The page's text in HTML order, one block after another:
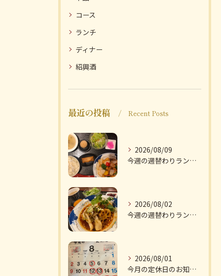
コース
ランチ
ディナー
紹興酒
最近の投稿 Recent Posts
2026/08/09
今週の週替わりランチのご紹介です
2026/08/02
今週の週替わりランチのご紹介です
2026/08/01
今月の定休日のお知らせです